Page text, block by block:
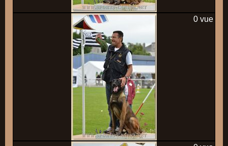
0 vue